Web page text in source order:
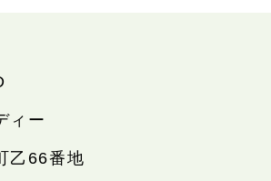
ィー
乙66番地